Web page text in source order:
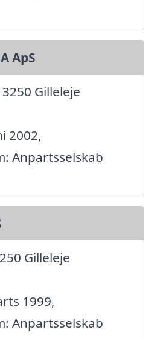
ApS
Gilleleje
2002,
Anpartsselskab
Gilleleje
1999,
Anpartsselskab